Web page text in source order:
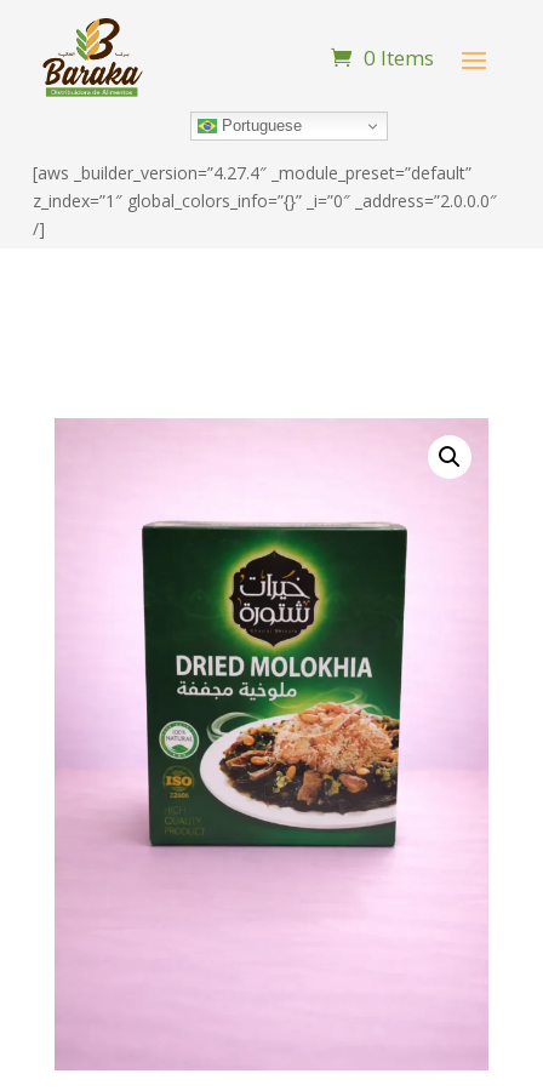
0 Items
Portuguese
[aws _builder_version=”4.27.4″ _module_preset=”default”
z_index=”1″ global_colors_info=”{}” _i=”0″ _address=”2.0.0.0″
/]